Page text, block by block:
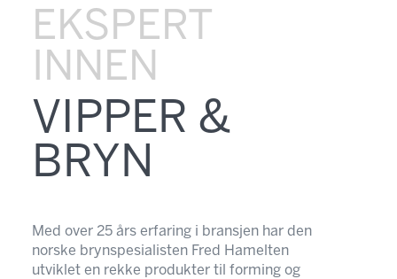
EKSPERT
INNEN
VIPPER &
BRYN
Med over 25 års erfaring i bransjen har den
norske brynspesialisten Fred Hamelten
utviklet en rekke produkter til forming og